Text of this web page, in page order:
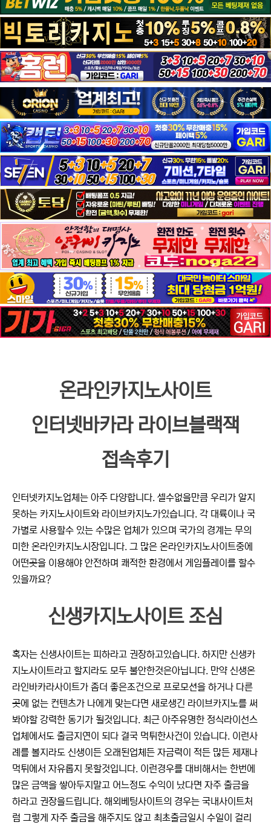
온라인카지노사이트
인터넷바카라 라이브블랙잭
접속후기
인터넷카지노업체는 아주 다양합니다. 셀수없을만큼 우리가 알지
못하는 카지노사이트와 라이브카지노가있습니다. 각 대륙이나 국
가별로 사용할수 있는 수많은 업체가 있으며 국가의 경계는 무의
미한 온라인카지노시장입니다. 그 많은 온라인카지노사이트중에
어떤곳을 이용해야 안전하며 쾌적한 환경에서 게임플레이를 할수
있을까요?
신생카지노사이트 조심
혹자는 신생사이트는 피하라고 권장하고있습니다. 하지만 신생카
지노사이트라고 할지라도 모두 불안한것은아닙니다. 만약 신생온
라인바카라사이트가 좀더 좋은조건으로 프로모션을 하거나 다른
곳에 없는 컨텐츠가 나에게 맞는다면 새로생긴 라이브카지노를 써
봐야할 강력한 동기가 될것입니다. 최근 아주유명한 정식라이선스
업체에서도 출금지연이 되다 결국 먹튀한사건이 있습니다. 이런사
례를 볼지라도 신생이든 오래된업체든 자금력이 적든 많든 제재나
먹튀에서 자유롭지 못할것입니다. 이런경우를 대비해서는 한번에
많은 금액을 쌓아두지말고 어느정도 수익이 났다면 자주 출금을
하라고 권장을드립니다. 해외베팅사이트의 경우는 국내사이트처
럼 그렇게 자주 출금을 해주지도 않고 최초출금일시 수일이 걸리